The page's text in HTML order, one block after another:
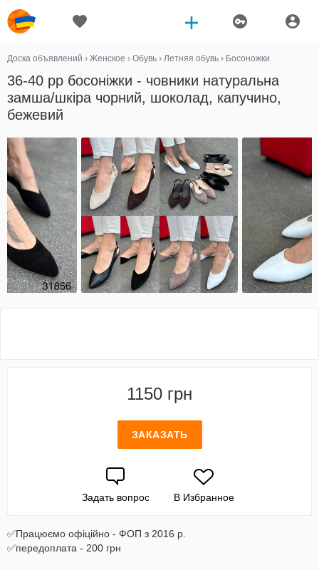
Доска объявлений › Женское › Обувь › Летняя обувь › Босоножки
36-40 рр босоніжки - човники натуральна
замша/шкіра чорний, шоколад, капучино,
бежевий
1150 грн
ЗАКАЗАТЬ
Задать вопрос В Избранное
✅Працюємо офіційно - ФОП з 2016 р.
✅передоплата - 200 грн